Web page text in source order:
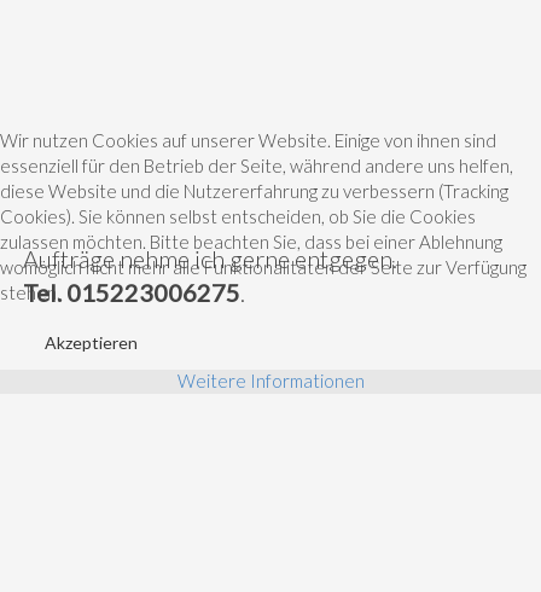
Aufträge nehme ich gerne entgegen.
Tel. 015223006275.
Wir nutzen Cookies auf unserer Website. Einige von ihnen sind
essenziell für den Betrieb der Seite, während andere uns helfen,
diese Website und die Nutzererfahrung zu verbessern (Tracking
Cookies). Sie können selbst entscheiden, ob Sie die Cookies
zulassen möchten. Bitte beachten Sie, dass bei einer Ablehnung
womöglich nicht mehr alle Funktionalitäten der Seite zur Verfügung
stehen.
Akzeptieren
Weitere Informationen